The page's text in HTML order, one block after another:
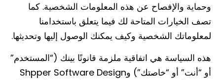
وحماية والإفصاح عن هذه المعلومات الشخصية. كما
تصف الخيارات المتاحة لك فيما يتعلق باستخدامنا
لمعلوماتك الشخصية وكيف يمكنك الوصول إليها وتحديثها.
هذه السياسة هي اتفاقية ملزمة قانونًا بينك (“المستخدم”
أو “أنت” أو “خاصتك”) وShpper Software Design